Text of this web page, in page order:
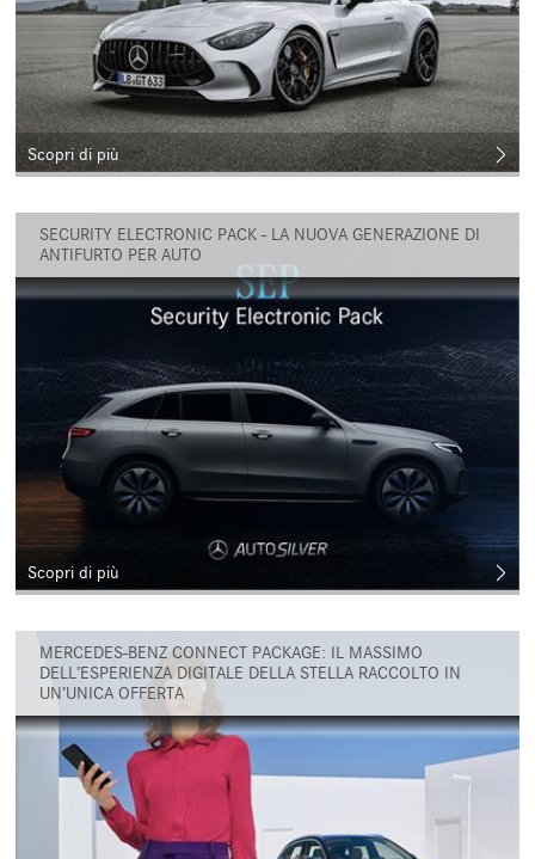
Scopri di più
SECURITY ELECTRONIC PACK - LA NUOVA GENERAZIONE DI
ANTIFURTO PER AUTO
Scopri di più
MERCEDES-BENZ CONNECT PACKAGE: IL MASSIMO
DELL’ESPERIENZA DIGITALE DELLA STELLA RACCOLTO IN
UN’UNICA OFFERTA